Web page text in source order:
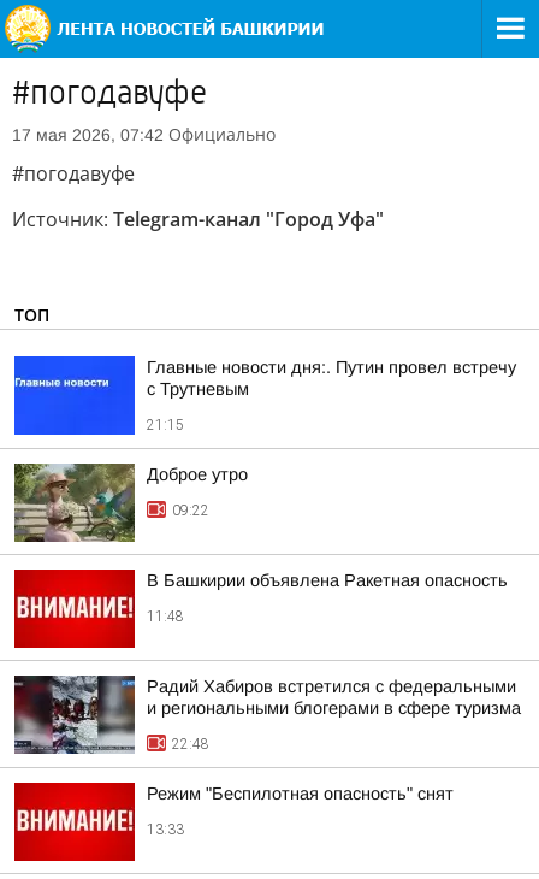
#погодавуфе
17 мая 2026, 07:42 Официально
#погодавуфе
Источник: Telegram-канал "Город Уфа"
ТОП
Главные новости дня:. Путин провел встречу
с Трутневым
21:15
Доброе утро
09:22
В Башкирии объявлена Ракетная опасность
11:48
Радий Хабиров встретился с федеральными
и региональными блогерами в сфере туризма
22:48
Режим "Беспилотная опасность" снят
13:33